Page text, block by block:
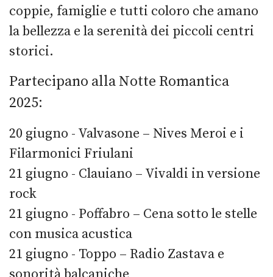
coppie, famiglie e tutti coloro che amano
la bellezza e la serenità dei piccoli centri
storici.
Partecipano alla Notte Romantica
2025:
20 giugno - Valvasone – Nives Meroi e i
Filarmonici Friulani
21 giugno - Clauiano – Vivaldi in versione
rock
21 giugno - Poffabro – Cena sotto le stelle
con musica acustica
21 giugno - Toppo – Radio Zastava e